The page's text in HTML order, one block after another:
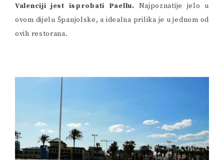
Valenciji jest isprobati Paellu. Najpoznatije jelo u
ovom dijelu Španjolske, a idealna prilika je u jednom od
ovih restorana.